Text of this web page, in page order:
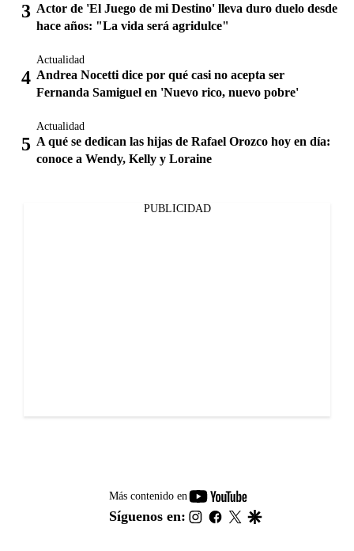
Actor de 'El Juego de mi Destino' lleva duro duelo desde
hace años: "La vida será agridulce"
Actualidad
Andrea Nocetti dice por qué casi no acepta ser
Fernanda Samiguel en 'Nuevo rico, nuevo pobre'
Actualidad
A qué se dedican las hijas de Rafael Orozco hoy en día:
conoce a Wendy, Kelly y Loraine
PUBLICIDAD
Más contenido en
youtube-
footer
Síguenos en: instagram
facebook
twitter